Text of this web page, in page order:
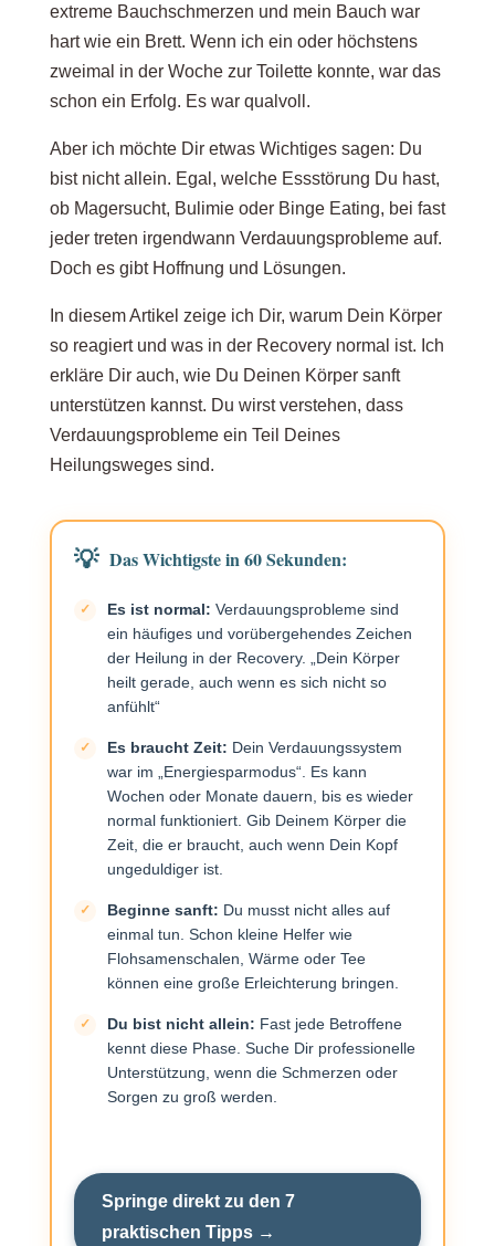
Die häufigsten Verdauungsbeschwerden in der
Recovery
Meine eigene Geschichte: Wie ich mit den
Schmerzen umgegangen bin
7 sanfte Helfer: Dein Toolkit für bessere Tage
Flohsamenschalen: Natürliche Hilfe für Deinen
Geschrotete Leinsamen: Sanfte Unterstützung
der Darmbewegung
Kurkuma und Goldene Milch: Beruhigung für
Magen und Darm
Darmflora
akuten Beschwerden
Kleinere Portionen, öfter essen: Entlastung für
extreme Bauchschmerzen und mein Bauch war
hart wie ein Brett. Wenn ich ein oder höchstens
zweimal in der Woche zur Toilette konnte, war das
schon ein Erfolg. Es war qualvoll.
Aber ich möchte Dir etwas Wichtiges sagen: Du
bist nicht allein. Egal, welche Essstörung Du hast,
ob Magersucht, Bulimie oder Binge Eating, bei fast
jeder treten irgendwann Verdauungsprobleme auf.
Doch es gibt Hoffnung und Lösungen.
In diesem Artikel zeige ich Dir, warum Dein Körper
so reagiert und was in der Recovery normal ist. Ich
erkläre Dir auch, wie Du Deinen Körper sanft
unterstützen kannst. Du wirst verstehen, dass
Verdauungsprobleme ein Teil Deines
Heilungsweges sind.
Das Wichtigste in 60 Sekunden:
Es ist normal: Verdauungsprobleme sind
ein häufiges und vorübergehendes Zeichen
der Heilung in der Recovery. „Dein Körper
heilt gerade, auch wenn es sich nicht so
anfühlt“
Es braucht Zeit: Dein Verdauungssystem
war im „Energiesparmodus“. Es kann
Wochen oder Monate dauern, bis es wieder
normal funktioniert. Gib Deinem Körper die
Zeit, die er braucht, auch wenn Dein Kopf
ungeduldiger ist.
Beginne sanft: Du musst nicht alles auf
einmal tun. Schon kleine Helfer wie
Flohsamenschalen, Wärme oder Tee
können eine große Erleichterung bringen.
Du bist nicht allein: Fast jede Betroffene
kennt diese Phase. Suche Dir professionelle
Unterstützung, wenn die Schmerzen oder
Sorgen zu groß werden.
Springe direkt zu den 7
praktischen Tipps →